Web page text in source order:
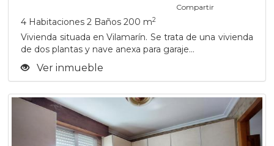
Compartir
4 Habitaciones 2 Baños 200 m2
Vivienda situada en Vilamarín. Se trata de una vivienda
de dos plantas y nave anexa para garaje...
Ver inmueble
Previous Next